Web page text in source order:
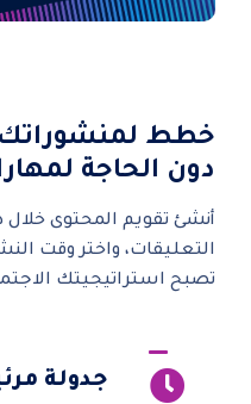
خطط
دون الحاجة
أنشئ تقويم المحتوى خلال
التعليقات، واختر وقت
تصبح استراتيجيتك
جدولة